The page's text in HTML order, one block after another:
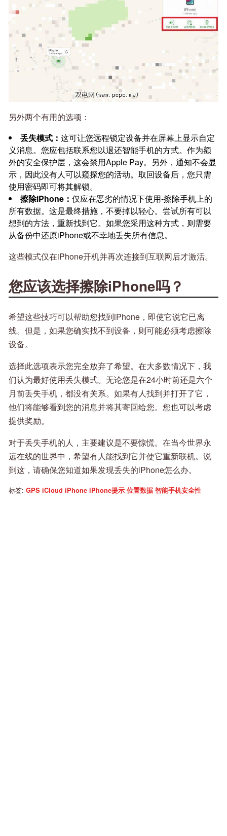
另外两个有用的选项：
丢失模式： 这可让您远程锁定设备并在屏幕上显示自定
义消息。您应包括联系您以退还智能手机的方式。作为额
外的安全保护层，这会禁用Apple Pay。另外，通知不会显
示，因此没有人可以窥探您的活动。取回设备后，您只需
使用密码即可将其解锁。
擦除iPhone： 仅应在恶劣的情况下使用-擦除手机上的
所有数据。这是最终措施，不要掉以轻心。尝试所有可以
想到的方法，重新找到它。如果您采用这种方式，则需要
从备份中还原iPhone或不幸地丢失所有信息。
这些模式仅在iPhone开机并再次连接到互联网后才激活。
您应该选择擦除iPhone吗？
希望这些技巧可以帮助您找到iPhone，即使它说它已离
线。但是，如果您确实找不到设备，则可能必须考虑擦除
设备。
选择此选项表示您完全放弃了希望。在大多数情况下，我
们认为最好使用丢失模式。无论您是在24小时前还是六个
月前丢失手机，都没有关系。如果有人找到并打开了它，
他们将能够看到您的消息并将其寄回给您。您也可以考虑
提供奖励。
对于丢失手机的人，主要建议是不要惊慌。在当今世界永
远在线的世界中，希望有人能找到它并使它重新联机。说
到这，请确保您知道如果发现丢失的iPhone怎么办。
标签: GPS iCloud iPhone iPhone提示 位置数据 智能手机安全性